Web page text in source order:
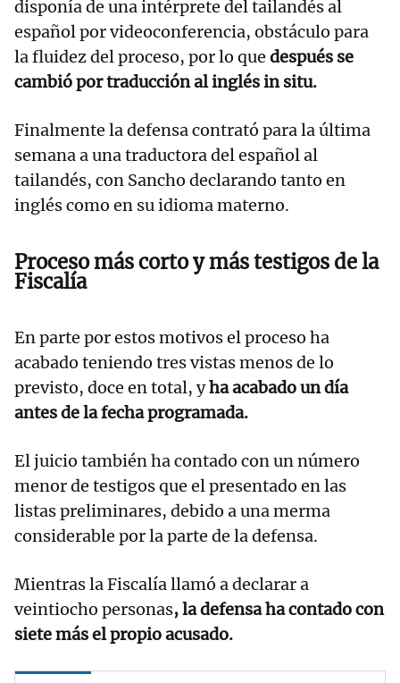
disponía de una intérprete del tailandés al
español por videoconferencia, obstáculo para
la fluidez del proceso, por lo que después se
cambió por traducción al inglés in situ.
Finalmente la defensa contrató para la última
semana a una traductora del español al
tailandés, con Sancho declarando tanto en
inglés como en su idioma materno.
Proceso más corto y más testigos de la
Fiscalía
En parte por estos motivos el proceso ha
acabado teniendo tres vistas menos de lo
previsto, doce en total, yha acabado un día
antes de la fecha programada.
El juicio también ha contado con un número
menor de testigos que el presentado en las
listas preliminares, debido a una merma
considerable por la parte de la defensa.
Mientras la Fiscalía llamó a declarar a
veintiocho personas, la defensa ha contado con
siete más el propio acusado.